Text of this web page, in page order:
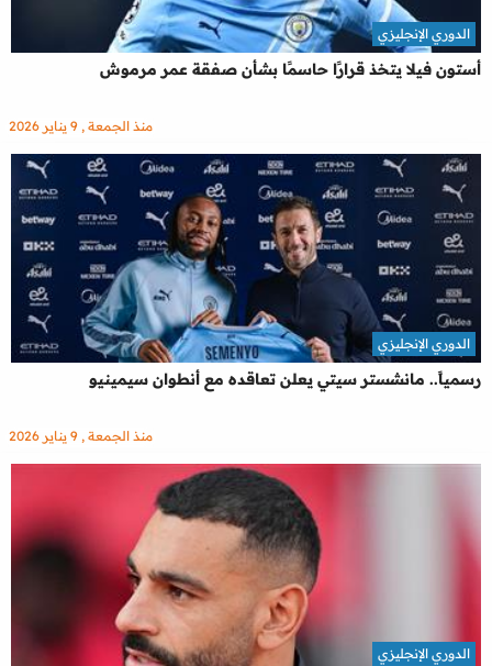
أستون فيلا يتخذ قرارًا حاسمًا بشأن صفقة عمر مرموش
الدوري الإنجليزي
منذ الجمعة , 9 يناير 2026
رسمياً.. مانشستر سيتي يعلن تعاقده مع أنطوان سيمينيو
الدوري الإنجليزي
منذ الجمعة , 9 يناير 2026
الدوري الإنجليزي